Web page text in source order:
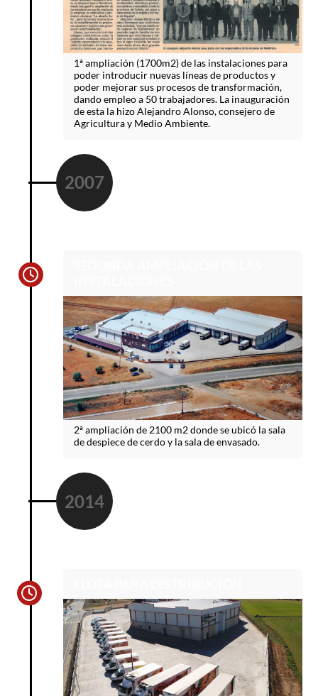
1ª ampliación (1700m2) de las instalaciones para
poder introducir nuevas líneas de productos y
poder mejorar sus procesos de transformación,
dando empleo a 50 trabajadores. La inauguración
de esta la hizo Alejandro Alonso, consejero de
Agricultura y Medio Ambiente.
2007
2ª ampliación de 2100 m2 donde se ubicó la sala
de despiece de cerdo y la sala de envasado.
2014